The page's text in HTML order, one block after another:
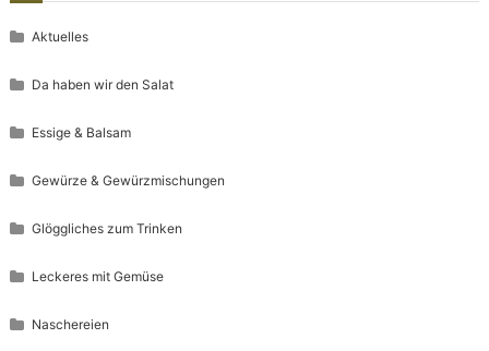
Aktuelles
Da haben wir den Salat
Essige & Balsam
Gewürze & Gewürzmischungen
Glöggliches zum Trinken
Leckeres mit Gemüse
Naschereien